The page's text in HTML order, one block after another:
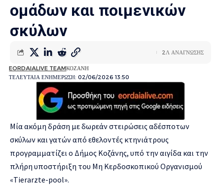
ομάδων και ποιμενικών
σκύλων
ΤΕΛΕΥΤΑΙΑ ΕΝΗΜΕΡΩΣΗ: 02/06/2026 13:50
EORDAIALIVE TEAMΚΟΖΑΝΗ
2Λ ΑΝΑΓΝΩΣΗΣ
Μία ακόμη δράση με δωρεάν στειρώσεις αδέσποτων
σκύλων και γατών από εθελοντές κτηνιάτρους
προγραμματίζει ο Δήμος Κοζάνης, υπό την αιγίδα και την
πλήρη υποστήριξη του Μη Κερδοσκοπικού Οργανισμού
«Tierarzte-pool».